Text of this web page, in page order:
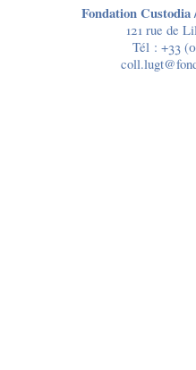
Fondation
121 rue de
Tél : +33